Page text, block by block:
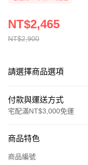
NT$2,900
NT$2,465
請選擇商品選項
付款與運送方式
宅配滿NT$3,000免運
信用卡一次付款
信用卡分期付款
商品特色
商品編號